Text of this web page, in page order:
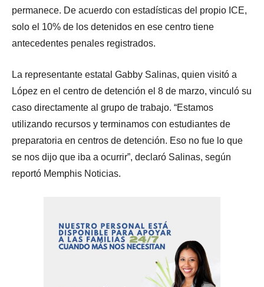
permanece. De acuerdo con estadísticas del propio ICE,
solo el 10% de los detenidos en ese centro tiene
antecedentes penales registrados.
La representante estatal Gabby Salinas, quien visitó a
López en el centro de detención el 8 de marzo, vinculó su
caso directamente al grupo de trabajo. “Estamos
utilizando recursos y terminamos con estudiantes de
preparatoria en centros de detención. Eso no fue lo que
se nos dijo que iba a ocurrir”, declaró Salinas, según
reportó Memphis Noticias.